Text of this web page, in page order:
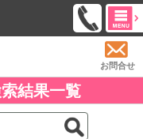
お問合せ
結果一覧